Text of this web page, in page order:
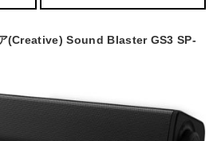
(Creative) Sound Blaster GS3 SP-